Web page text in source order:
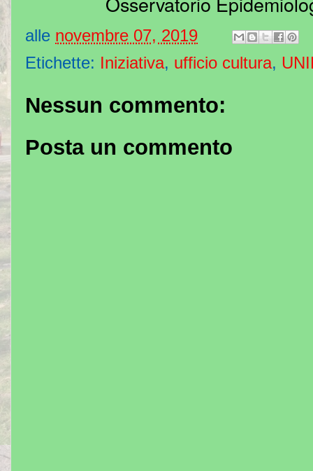
alle novembre 07, 2019
Etichette: Iniziativa, ufficio cultura,
Nessun commento:
Posta un commento